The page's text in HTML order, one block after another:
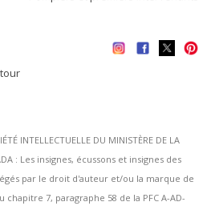
INTELLECTUELLE DU MINISTÈRE DE LA
: Les insignes, écussons et insignes des
par le droit d'auteur et/ou la marque de
7, paragraphe 58 de la PFC A-AD-